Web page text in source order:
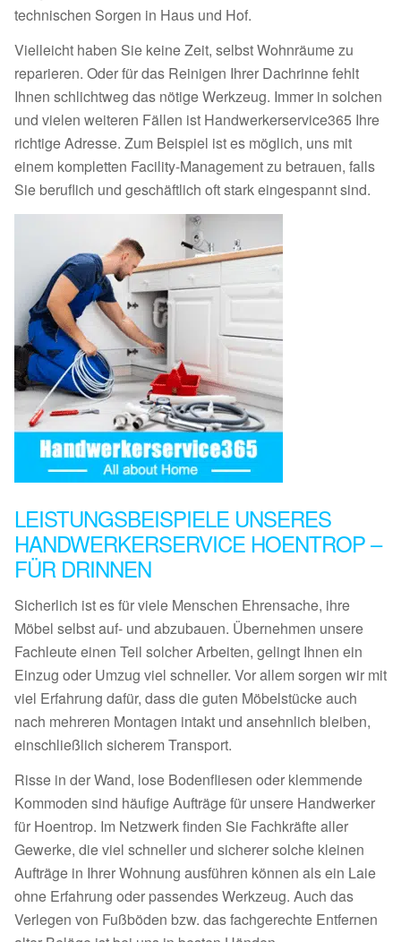
technischen Sorgen in Haus und Hof.
Vielleicht haben Sie keine Zeit, selbst Wohnräume zu
reparieren. Oder für das Reinigen Ihrer Dachrinne fehlt
Ihnen schlichtweg das nötige Werkzeug. Immer in solchen
und vielen weiteren Fällen ist Handwerkerservice365 Ihre
richtige Adresse. Zum Beispiel ist es möglich, uns mit
einem kompletten Facility-Management zu betrauen, falls
Sie beruflich und geschäftlich oft stark eingespannt sind.
LEISTUNGSBEISPIELE UNSERES
HANDWERKERSERVICE HOENTROP –
FÜR DRINNEN
Sicherlich ist es für viele Menschen Ehrensache, ihre
Möbel selbst auf- und abzubauen. Übernehmen unsere
Fachleute einen Teil solcher Arbeiten, gelingt Ihnen ein
Einzug oder Umzug viel schneller. Vor allem sorgen wir mit
viel Erfahrung dafür, dass die guten Möbelstücke auch
nach mehreren Montagen intakt und ansehnlich bleiben,
einschließlich sicherem Transport.
Risse in der Wand, lose Bodenfliesen oder klemmende
Kommoden sind häufige Aufträge für unsere Handwerker
für Hoentrop. Im Netzwerk finden Sie Fachkräfte aller
Gewerke, die viel schneller und sicherer solche kleinen
Aufträge in Ihrer Wohnung ausführen können als ein Laie
ohne Erfahrung oder passendes Werkzeug. Auch das
Verlegen von Fußböden bzw. das fachgerechte Entfernen